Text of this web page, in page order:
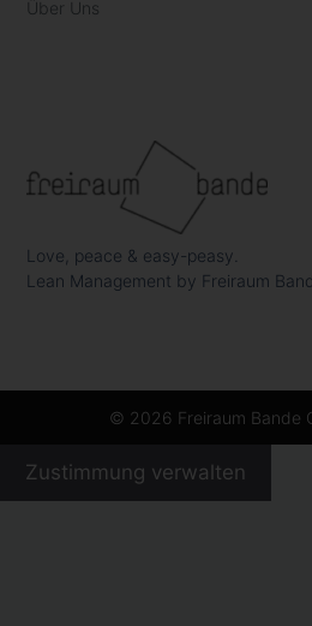
Love, peace & easy-peasy.
Lean Management by Freiraum
Über Uns
© 2026 Freiraum Bande
Zustimmung verwalten